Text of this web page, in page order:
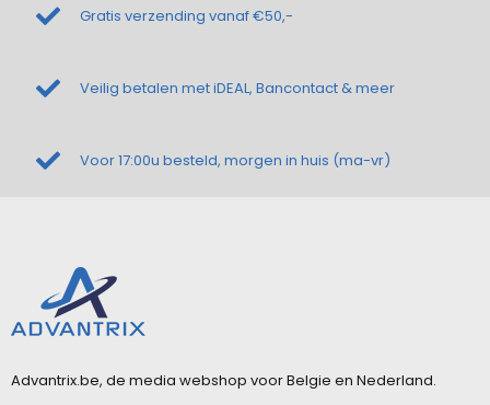
Gratis verzending vanaf €50,-
Veilig betalen met iDEAL, Bancontact & meer
Voor 17:00u besteld, morgen in huis (ma-vr)
Advantrix.be, de media webshop voor Belgie en Nederland.